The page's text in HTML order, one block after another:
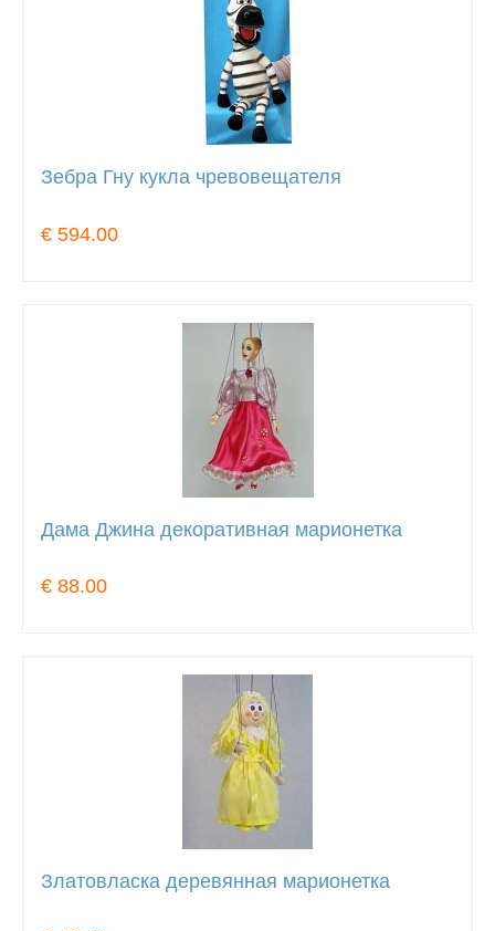
Зебра Гну кукла чревовещателя
€ 594.00
Дама Джина декоративная марионетка
€ 88.00
Златовласка деревянная марионетка